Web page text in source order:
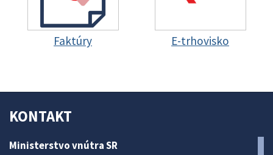
Faktúry E-trhovisko
KONTAKT
Ministerstvo vnútra SR